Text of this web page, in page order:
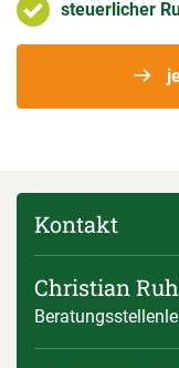
steuerlicher
Kontakt
Christian